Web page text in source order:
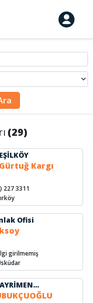
(29)
Kargı
227 3311
Ofisi
girilmemiş
PRESTİJ GAYRİMENKUL VE DANIŞMANLIK